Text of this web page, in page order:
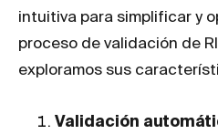
intuitiva para simplificar y
proceso de validación de
exploramos sus
Validación